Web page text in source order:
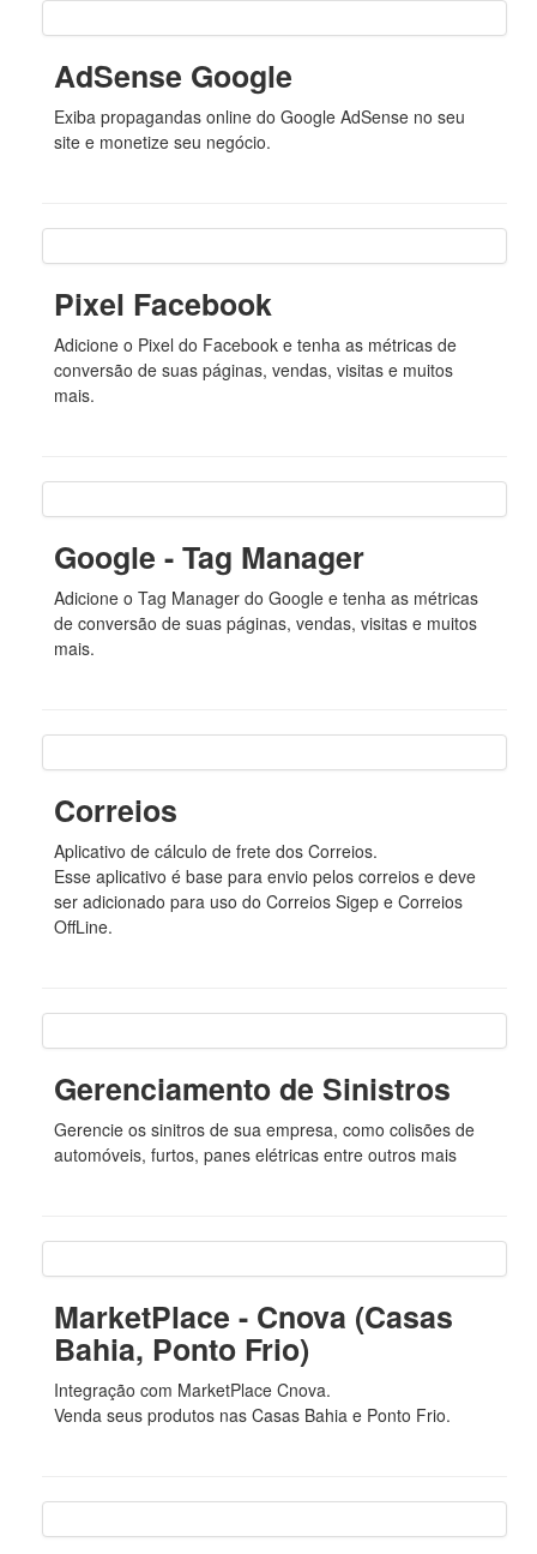
AdSense Google
Exiba propagandas online do Google AdSense no seu
site e monetize seu negócio.
Pixel Facebook
Adicione o Pixel do Facebook e tenha as métricas de
conversão de suas páginas, vendas, visitas e muitos
mais.
Google - Tag Manager
Adicione o Tag Manager do Google e tenha as métricas
de conversão de suas páginas, vendas, visitas e muitos
mais.
Correios
Aplicativo de cálculo de frete dos Correios.
Esse aplicativo é base para envio pelos correios e deve
ser adicionado para uso do Correios Sigep e Correios
OffLine.
Gerenciamento de Sinistros
Gerencie os sinitros de sua empresa, como colisões de
automóveis, furtos, panes elétricas entre outros mais
MarketPlace - Cnova (Casas
Bahia, Ponto Frio)
Integração com MarketPlace Cnova.
Venda seus produtos nas Casas Bahia e Ponto Frio.